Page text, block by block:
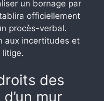
un bornage par
officiellement
procès-verbal.
aux incertitudes et
litige.
des
mur